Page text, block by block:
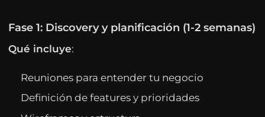
Fase 1: Discovery y planificación (1-2 semanas)
Qué incluye:
Reuniones para entender tu negocio
Definición de features y prioridades